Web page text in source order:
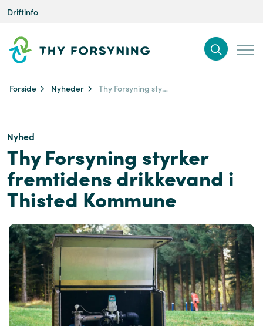
Driftinfo
Forside Nyheder Thy Forsyning styrker fremtidens drikkevand i Thisted Kommune
Nyhed
Thy Forsyning styrker
fremtidens drikkevand i
Thisted Kommune